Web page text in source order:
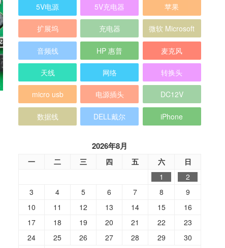
5V电源 5V充电器 苹果
扩展坞 充电器 微软 Microsoft
音频线 HP 惠普 麦克风
天线 网络 转换头
micro usb 电源插头 DC12V
数据线 DELL戴尔 iPhone
2026年8月
一 二 三 四 五 六
日
1
2
3
4 5 6 7 8
9
10
11 12 13 14 15
16
17
18 19 20 21 22
23
24
25 26 27 28 29
30